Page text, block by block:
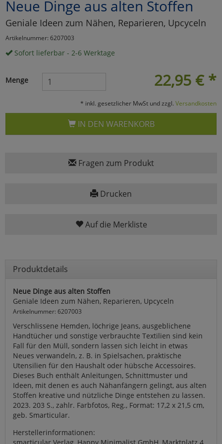
Neue Dinge aus alten Stoffen
Geniale Ideen zum Nähen, Reparieren, Upcyceln
Artikelnummer: 6207003
Sofort lieferbar - 2-6 Werktage
22,95 € *
Menge
* inkl. gesetzlicher MwSt und zzgl. Versandkosten
IN DEN WARENKORB
Fragen zum Produkt
Drucken
Auf die Merkliste
Produktdetails
Neue Dinge aus alten Stoffen
Geniale Ideen zum Nähen, Reparieren, Upcyceln
Artikelnummer: 6207003
Verschlissene Hemden, löchrige Jeans, ausgeblichene
Handtücher und sonstige verbrauchte Textilien sind kein
Fall für den Müll, sondern lassen sich leicht in etwas
Neues verwandeln, z. B. in Spielsachen, praktische
Utensilien für den Haushalt oder hübsche Accessoires.
Dieses Buch enthält Anleitungen, Schnittmuster und
Ideen, mit denen es auch Nähanfängern gelingt, aus alten
Stoffen kreative und nützliche Dinge entstehen zu lassen.
2023. 203 S., zahlr. Farbfotos, Reg., Format: 17,2 x 21,5 cm,
geb. Smarticular.
Herstellerinformationen:
smarticular Verlag, Happy Minimalist GmbH, Marktplatz 4,
Cookies
Einstellungen speichern
zurückzu Haupptseite